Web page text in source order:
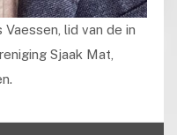
lid van de in
Sjaak Mat,